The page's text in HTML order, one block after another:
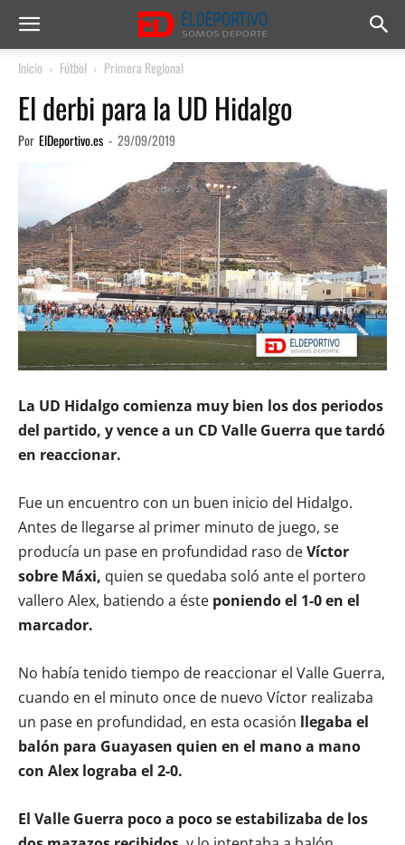
Inicio Fútbol Primera Regional
El derbi para la UD Hidalgo
Por ElDeportivo.es - 29/09/2019
La UD Hidalgo comienza muy bien los dos periodos
del partido, y vence a un CD Valle Guerra que tardó
en reaccionar.
Fue un encuentro con un buen inicio del Hidalgo.
Antes de llegarse al primer minuto de juego, se
producía un pase en profundidad raso deVíctor
sobre Máxi, quien se quedaba soló ante el portero
vallero Alex, batiendo a éste poniendo el 1-0 en el
marcador.
No había tenido tiempo de reaccionar el Valle Guerra,
cuando en el minuto once de nuevo Víctor realizaba
un pase en profundidad, en esta ocasión llegaba el
balón para Guayasen quien en el mano a mano
con Alex lograba el 2-0.
El Valle Guerra poco a poco se estabilizaba de los